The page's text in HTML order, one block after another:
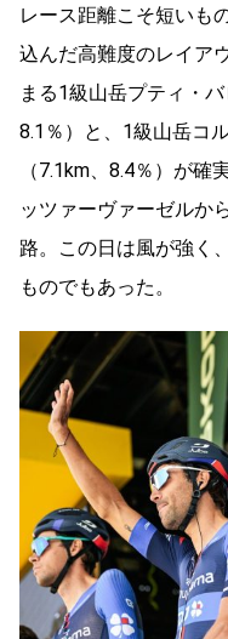
レース距離こそ短いも
込んだ高難度のレイア
まる1級山岳プティ・
8.1％）と、1級山岳コ
（7.1km、8.4％）が
ッツァーヴァーゼルか
路。この日は風が強く
ものでもあった。